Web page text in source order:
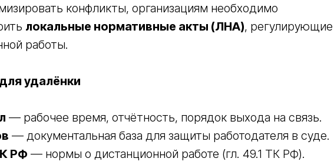
конфликты, организациям необходимо
локальные нормативные акты (ЛНА), регулирующие
работы.
удалёнки
— рабочее время, отчётность, порядок выхода на связь.
— документальная база для защиты работодателя в суде.
РФ — нормы о дистанционной работе (гл. 49.1 ТК РФ).